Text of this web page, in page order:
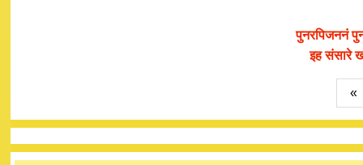
पुनरपिजननं
इह संसारे
«